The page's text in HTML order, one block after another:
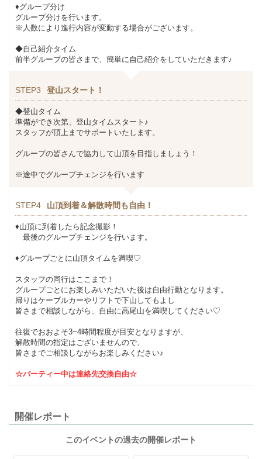
♦グループ分け
グループ分けを行います。
※人数により進行内容が変動する場合がございます。
◆自己紹介タイム
前半グループの皆さまで、簡単に自己紹介をしていただきます♪
STEP3 登山スタート！
◆登山タイム
準備ができ次第、登山タイムスタート♪
スタッフが頂上までサポートいたします。
グループの皆さんで協力して山頂を目指しましょう！
※途中でグループチェンジを行います
STEP4 山頂到着＆解散時間も自由！
♦山頂に到着したら記念撮影！
最後のグループチェンジを行います。
♦グループごとに山頂タイムを満喫♡
スタッフの同行はここまで！
グループごとにお楽しみいただいた後は自由行動となります。
帰りはケーブルカーやリフトで下山してもよし
皆さまで相談しながら、自由に高尾山を満喫してください♡
往復でおおよそ3~4時間程度が目安となりますが、
解散時間の指定はございませんので、
皆さまでご相談しながらお楽しみください♪
☆パーティー中は連絡先交換自由☆
開催レポート
このイベントの過去の開催レポート